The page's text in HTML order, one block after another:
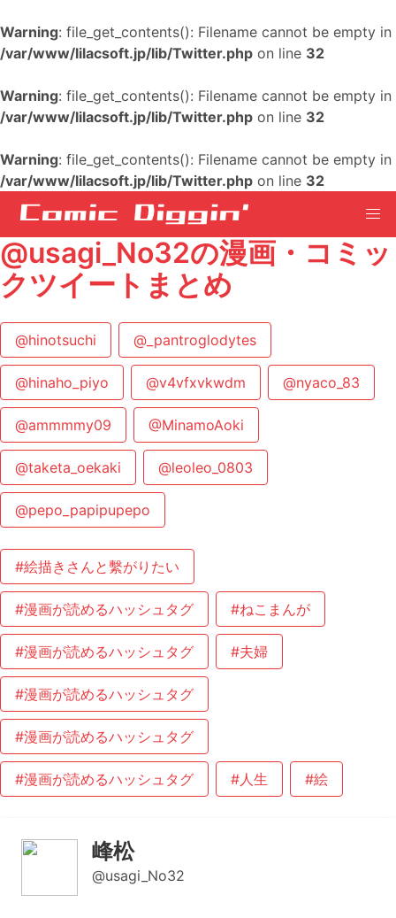
Warning: file_get_contents(): Filename cannot be empty in
/var/www/lilacsoft.jp/lib/Twitter.php on line 32
Warning: file_get_contents(): Filename cannot be empty in
/var/www/lilacsoft.jp/lib/Twitter.php on line 32
Warning: file_get_contents(): Filename cannot be empty in
/var/www/lilacsoft.jp/lib/Twitter.php on line 32
@usagi_No32の漫画・コミッ
クツイートまとめ
@hinotsuchi @_pantroglodytes
@hinaho_piyo @v4vfxvkwdm @nyaco_83
@ammmmy09 @MinamoAoki
@taketa_oekaki @leoleo_0803
@pepo_papipupepo
#絵描きさんと繫がりたい
#漫画が読めるハッシュタグ #ねこまんが
#漫画が読めるハッシュタグ #夫婦
#漫画が読めるハッシュタグ
#漫画が読めるハッシュタグ
#漫画が読めるハッシュタグ #人生 #絵
峰松
@usagi_No32